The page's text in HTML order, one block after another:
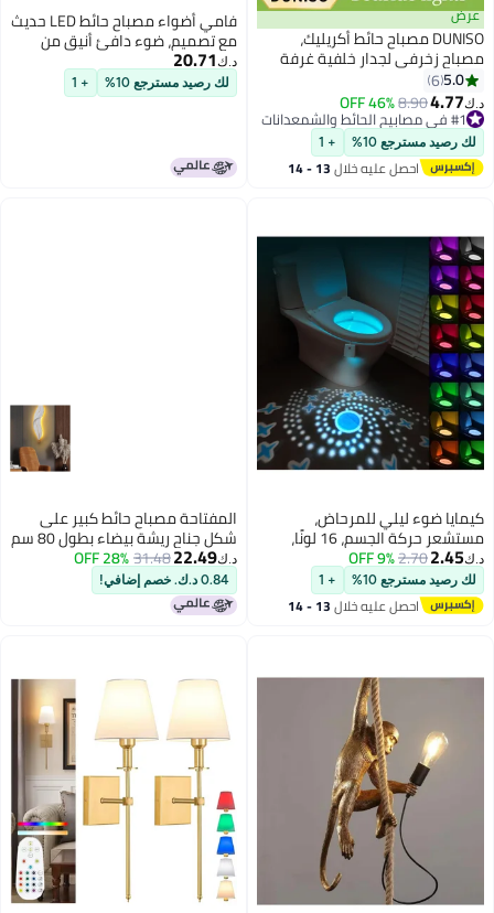
عرض
DUNISO مصباح حائط أكريليك،
مصباح زخرفي لجدار خلفية غرفة
المعيشة، مصباح إبداعي لغرفة
النوم بجانب السرير في بار الإقامة،
مصباح درج فندقي ضوء أبيض
5.0
6
د.ك‏4.77
8.90
46% OFF
#1 في مصابيح الحائط والشمعدانات
#1 في مصابيح الحائط والشمعدانات
لك رصيد مسترجع 10% + 1
احصل عليه خلال 13 - 14
فامي أضواء مصباح حائط LED حديث
مع تصميم، ضوء دافئ أنيق من
الراتنج الجدار الشمعدان الإضاءة
لغرفة النوم وغرفة المعيشة وغرفة
الطعام والممر، نوع تركيب الإضاءة
د.ك‏20.71
لك رصيد مسترجع 10% + 1
كيمايا ضوء ليلي للمرحاض،
مستشعر حركة الجسم، 16 لونًا،
مصباح مقعد المرحاض، قابل للشحن
عبر USB، ضوء ليلي للمرحاض نشط
بالحركة قابل للتعديل لأي مرحاض
د.ك‏2.45
2.70
9% OFF
لك رصيد مسترجع 10% + 1
احصل عليه خلال 13 - 14
المفتاحة مصباح حائط كبير على
شكل جناح ريشة بيضاء بطول 80 سم
مزود بإضاءة شريطية LED - منحوتة
جناح ملاك معلقة، قطعة ديكور
مميزة للتصوير الفوتوغرافي
الإبداعي وإضاءة المنزل
د.ك‏22.49
31.48
28% OFF
0.84 د.ك. خصم إضافي!